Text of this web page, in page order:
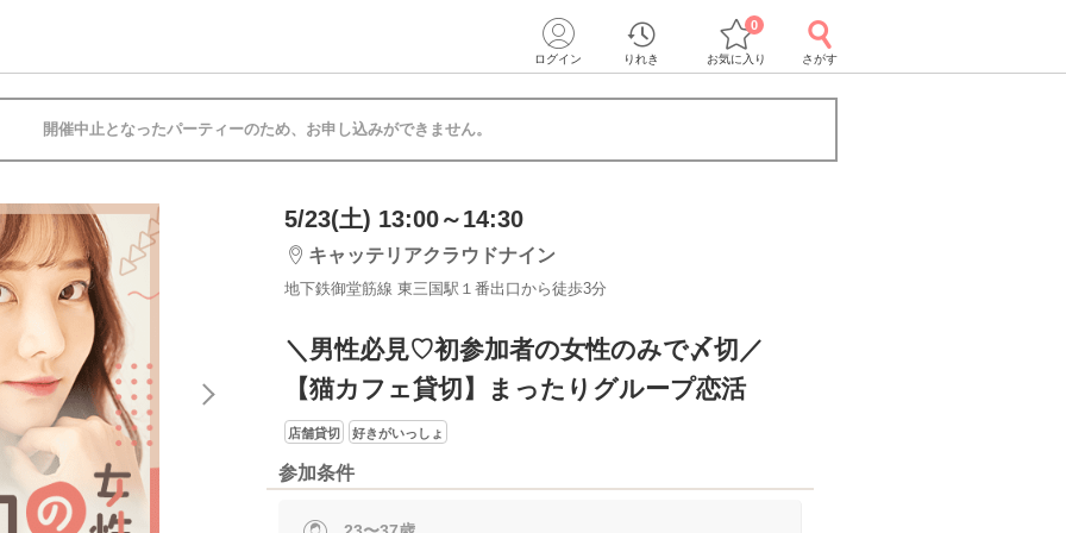
ログイン りれき お気に入り
0
さがす
開催中止となったパーティーのため、お申し込みができません。
5/23(土) 13:00～14:30
キャッテリアクラウドナイン
地下鉄御堂筋線 東三国駅１番出口から徒歩3分
＼男性必見♡初参加者の女性のみで〆切／
【猫カフェ貸切】まったりグループ恋活
店舗貸切 好きがいっしょ
参加条件